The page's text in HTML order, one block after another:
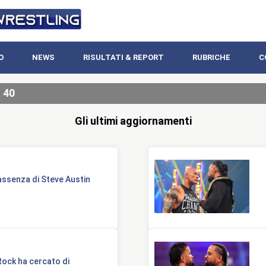
NEWS RISULTATI & REPORT RUBRICHE
40
Gli ultimi aggiornamenti
di Steve Austin
ha cercato di